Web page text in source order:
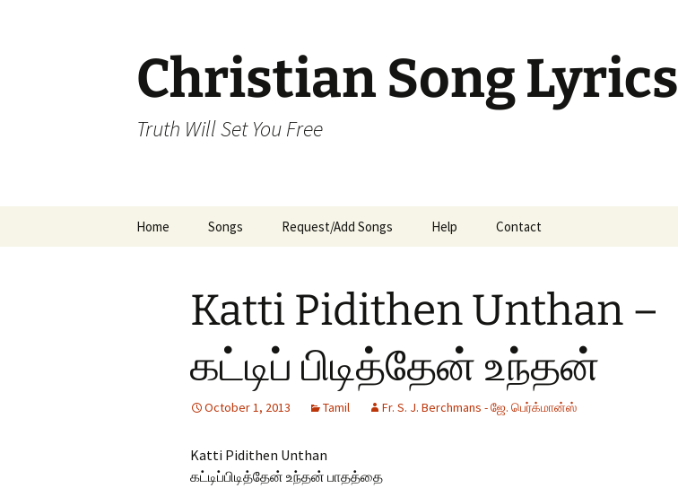
Christian Song Lyrics
Truth Will Set You Free
Home Songs
Malayalam Songs
Kannada Songs
Telugu Songs
English Songs
Request/Add Songs Help Contact
Katti Pidithen Unthan –
கட்டிப் பிடித்தேன் உந்தன்
October 1, 2013 Tamil Fr. S. J. Berchmans - ஜே. பெர்க்மான்ஸ்
Katti Pidithen Unthan
கட்டிப்பிடித்தேன் உந்தன் பாதத்தை